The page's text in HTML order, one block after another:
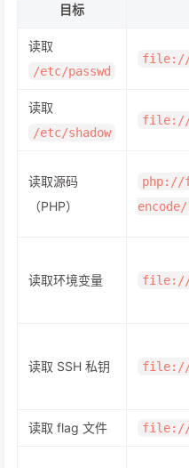
目标
读取
/etc/passwd
file:///
读取
/etc/shadow
file:///
读取源码
（PHP）
php://
读取环境变量
读取 SSH 私钥
读取 flag 文件